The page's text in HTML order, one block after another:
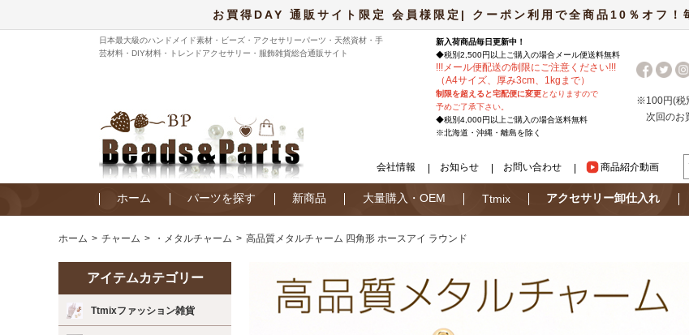
お買得DAY 通販サイト限定 会員様限定| クーポン利用で全商品10％オフ
日本最大級のハンドメイド素材・ビーズ・アクセサリーパーツ・天然資材・手
芸材料・DIY材料・トレンドアクセサリー・服飾雑貨総合通販サイト
新入荷商品毎日更新中！
◆税別2,500円以上ご購入の場合 メール便送料無料
!!!メール便配送の制限にご注意ください!!!
（A4サイズ、厚み3cm、1kgまで）
制限を超えると宅配便に変更となりますので
予めご了承下さい。
◆税別4,000円以上ご購入の場合送料無料
※北海道・沖縄・離島を除く
※100円(税
次回のお
会社情報 お知らせ お問い合わせ 商品紹介動画
ホーム パーツを探す 新商品 大量購入・OEM Ttmix アクセサリー卸仕入れ
ホーム チャーム ・メタルチャーム 高品質メタルチャーム 四角形 ホースアイ ラウンド
アイテムカテゴリー
Ttmixファッション雑貨